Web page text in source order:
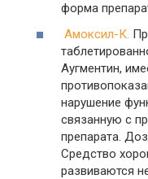
форма
Амоксил-К.
Аугментин,
нарушение
связанную с
препарата.
Средство
развиваются